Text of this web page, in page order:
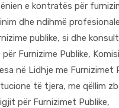
e kontratës për
dhe ndihmë
publike, si dhe
Furnizime Publike,
në Lidhje me Furnizimet
të tjera, me qëllim
për Furnizimet Publike,